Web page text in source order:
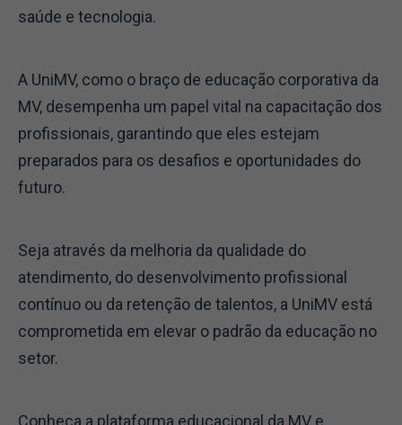
saúde e tecnologia.
A UniMV, como o braço de educação corporativa da
MV, desempenha um papel vital na capacitação dos
profissionais, garantindo que eles estejam
preparados para os desafios e oportunidades do
futuro.
Seja através da melhoria da qualidade do
atendimento, do desenvolvimento profissional
contínuo ou da retenção de talentos, a UniMV está
comprometida em elevar o padrão da educação no
setor.
Conheça a plataforma educacional da MV e